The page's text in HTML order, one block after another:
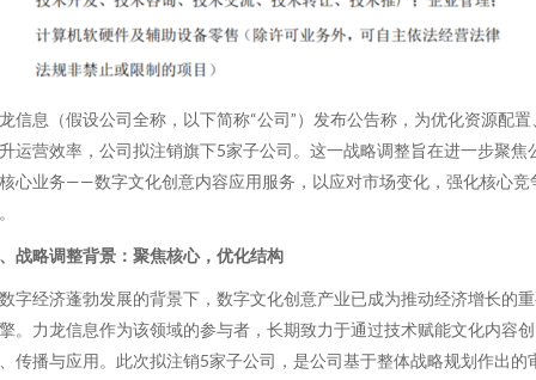
信息（假设公司全称，以下简称“公司”）发布公告称，为优化资源配置
运营效率，公司拟注销旗下5家子公司。这一战略调整旨在进一步聚焦
心业务——数字文化创意内容应用服务，以应对市场变化，强化核心竞
战略调整背景：聚焦核心，优化结构
字经济蓬勃发展的背景下，数字文化创意产业已成为推动经济增长的
。力龙信息作为该领域的参与者，长期致力于通过技术赋能文化内容创
传播与应用。此次拟注销5家子公司，是公司基于整体战略规划作出的